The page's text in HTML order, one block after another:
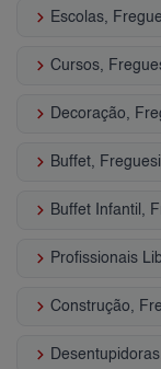
keyboard_arrow_right Escolas,
keyboard_arrow_right Cursos,
keyboard_arrow_right Decoração,
keyboard_arrow_right Buffet,
keyboard_arrow_right Buffet Infantil,
keyboard_arrow_right Profissionais
keyboard_arrow_right Construção,
keyboard_arrow_right